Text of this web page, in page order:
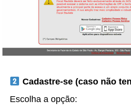
Cadastre-se (caso não
Escolha a opção: